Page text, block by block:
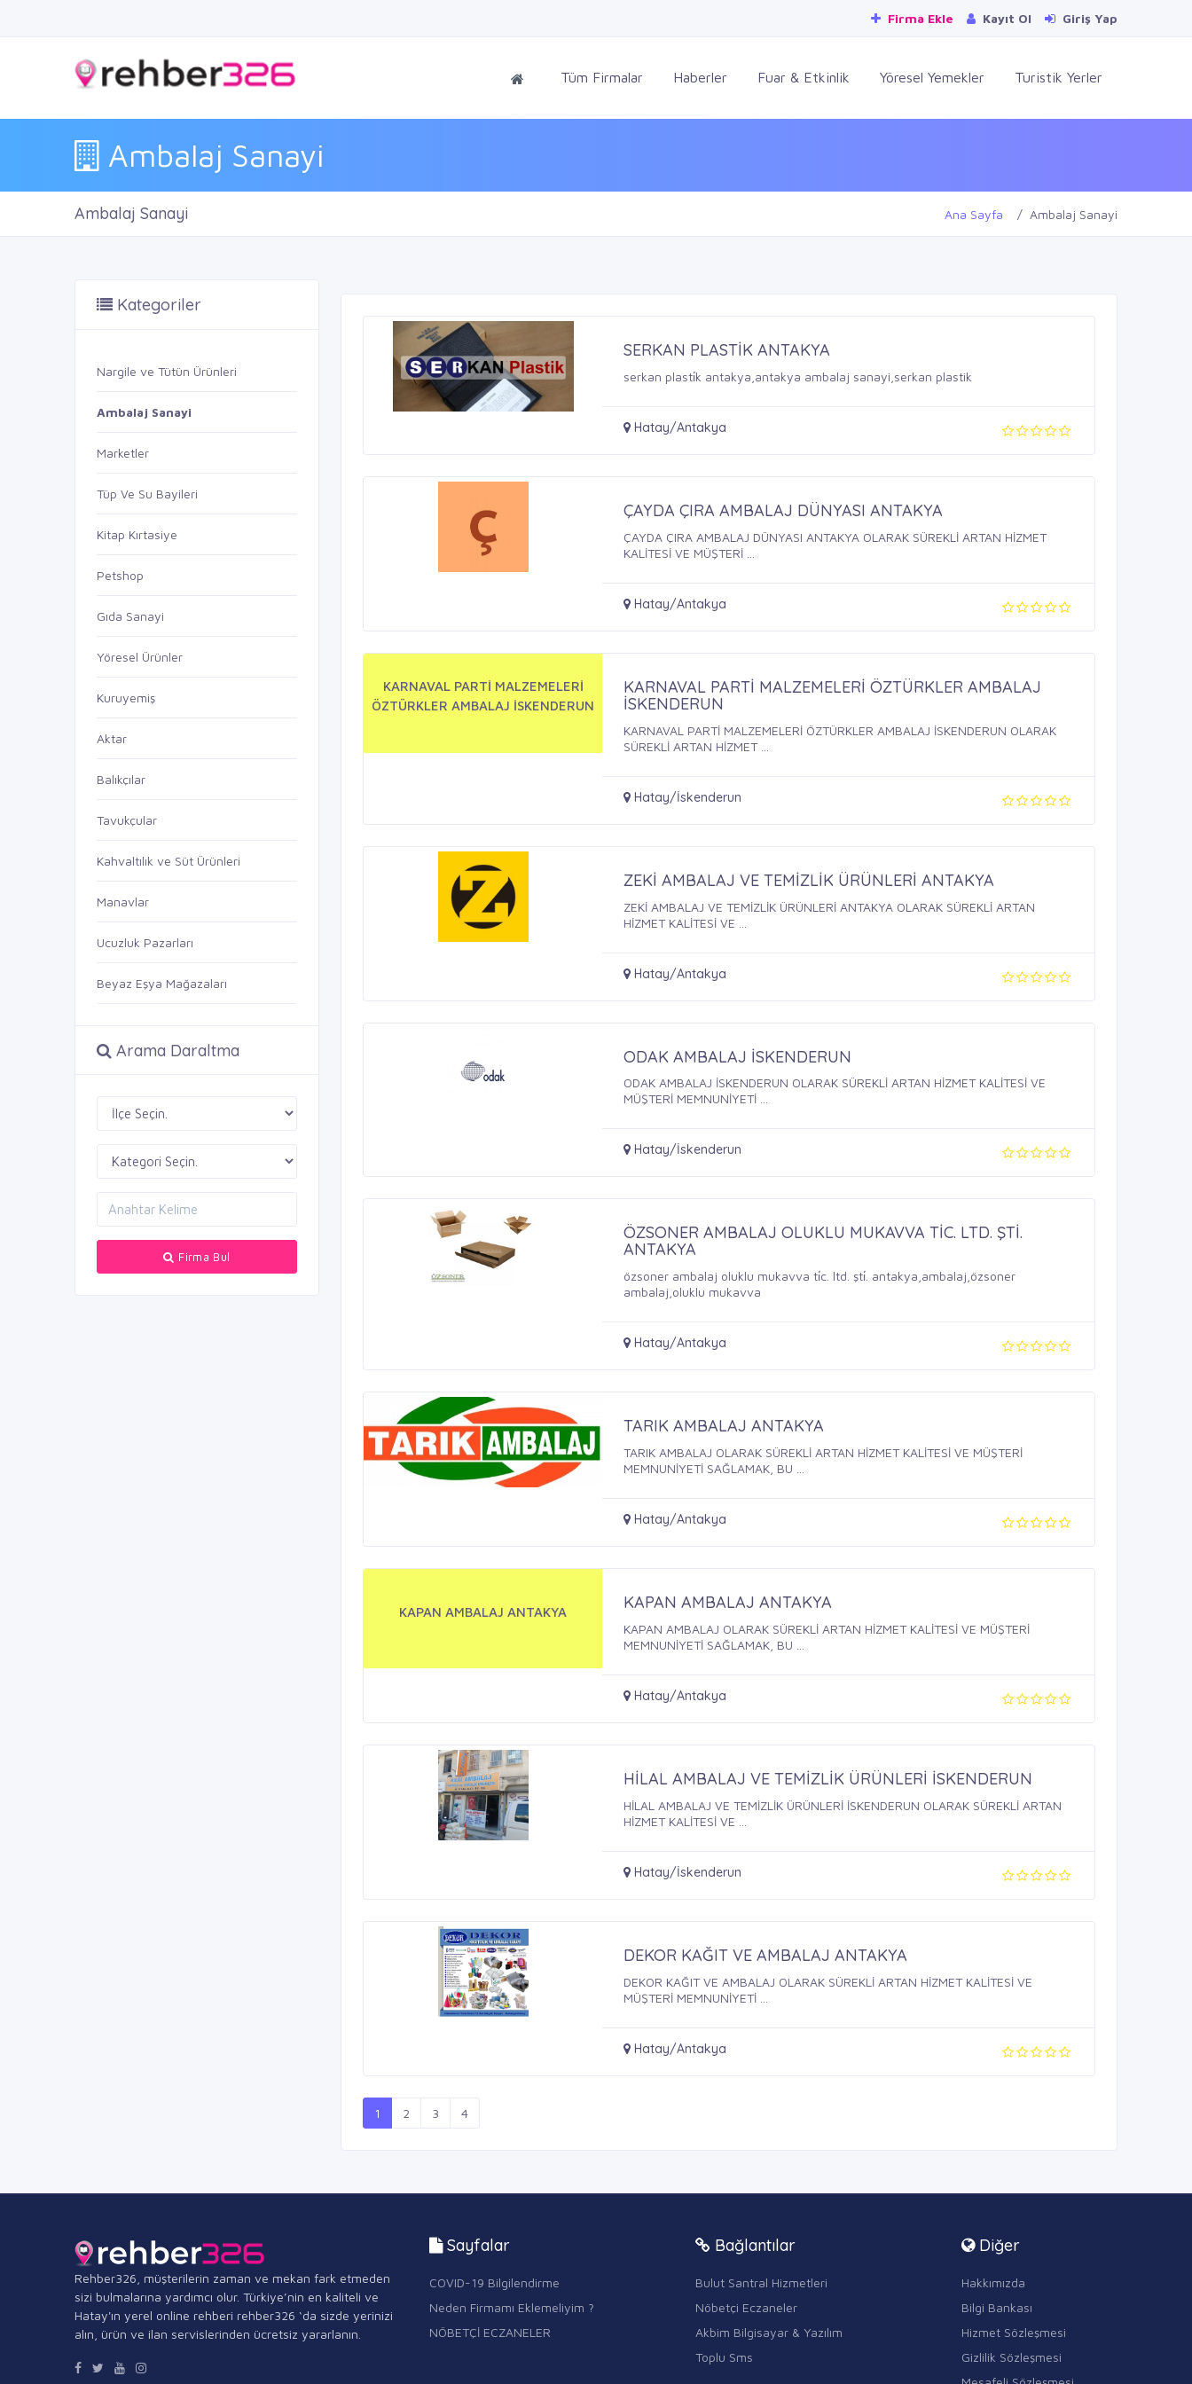
Firma Ekle Kayıt Ol Giriş Yap
Tüm Firmalar Haberler Fuar & Etkinlik Yöresel Yemekler Turistik Yerler
Ambalaj Sanayi
Ambalaj Sanayi Ana Sayfa Ambalaj Sanayi
Kategoriler
Nargile ve Tütün Ürünleri
Ambalaj Sanayi
Marketler
Tüp Ve Su Bayileri
Kitap Kırtasiye
Petshop
Gıda Sanayi
Yöresel Ürünler
Kuruyemiş
Aktar
Balıkçılar
Tavukçular
Kahvaltılık ve Süt Ürünleri
Manavlar
Ucuzluk Pazarları
Beyaz Eşya Mağazaları
Arama Daraltma
Firma Bul
SERKAN PLASTİK ANTAKYA
serkan plasti̇k antakya,antakya ambalaj sanayi,serkan plastik
Hatay/Antakya
ÇAYDA ÇIRA AMBALAJ DÜNYASI ANTAKYA
ÇAYDA ÇIRA AMBALAJ DÜNYASI ANTAKYA OLARAK SÜREKLİ ARTAN HİZMET
KALİTESİ VE MÜŞTERİ ...
Hatay/Antakya
KARNAVAL PARTİ MALZEMELERİ
ÖZTÜRKLER AMBALAJ İSKENDERUN
KARNAVAL PARTİ MALZEMELERİ ÖZTÜRKLER AMBALAJ
İSKENDERUN
KARNAVAL PARTİ MALZEMELERİ ÖZTÜRKLER AMBALAJ İSKENDERUN OLARAK
SÜREKLİ ARTAN HİZMET ...
Hatay/İskenderun
ZEKİ AMBALAJ VE TEMİZLİK ÜRÜNLERİ ANTAKYA
ZEKİ AMBALAJ VE TEMİZLİK ÜRÜNLERİ ANTAKYA OLARAK SÜREKLİ ARTAN
HİZMET KALİTESİ VE ...
Hatay/Antakya
ODAK AMBALAJ İSKENDERUN
ODAK AMBALAJ İSKENDERUN OLARAK SÜREKLİ ARTAN HİZMET KALİTESİ VE
MÜŞTERİ MEMNUNİYETİ ...
Hatay/İskenderun
ÖZSONER AMBALAJ OLUKLU MUKAVVA TİC. LTD. ŞTİ.
ANTAKYA
özsoner ambalaj oluklu mukavva ti̇c. ltd. şti̇. antakya,ambalaj,özsoner
ambalaj,oluklu mukavva
Hatay/Antakya
TARIK AMBALAJ ANTAKYA
TARIK AMBALAJ OLARAK SÜREKLİ ARTAN HİZMET KALİTESİ VE MÜŞTERİ
MEMNUNİYETİ SAĞLAMAK, BU ...
Hatay/Antakya
KAPAN AMBALAJ ANTAKYA KAPAN AMBALAJ ANTAKYA
KAPAN AMBALAJ OLARAK SÜREKLİ ARTAN HİZMET KALİTESİ VE MÜŞTERİ
MEMNUNİYETİ SAĞLAMAK, BU ...
Hatay/Antakya
HİLAL AMBALAJ VE TEMİZLİK ÜRÜNLERİ İSKENDERUN
HİLAL AMBALAJ VE TEMİZLİK ÜRÜNLERİ İSKENDERUN OLARAK SÜREKLİ ARTAN
HİZMET KALİTESİ VE ...
Hatay/İskenderun
DEKOR KAĞIT VE AMBALAJ ANTAKYA
DEKOR KAĞIT VE AMBALAJ OLARAK SÜREKLİ ARTAN HİZMET KALİTESİ VE
MÜŞTERİ MEMNUNİYETİ ...
Hatay/Antakya
1 2 3 4
Rehber326, müşterilerin zaman ve mekan fark etmeden
sizi bulmalarına yardımcı olur. Türkiye’nin en kaliteli ve
Hatay'ın yerel online rehberi rehber326 ‘da sizde yerinizi
alın, ürün ve ilan servislerinden ücretsiz yararlanın.
Sayfalar
COVID-19 Bilgilendirme
Neden Firmamı Eklemeliyim ?
NÖBETÇİ ECZANELER
Bağlantılar
Bulut Santral Hizmetleri
Nöbetçi Eczaneler
Akbim Bilgisayar & Yazılım
Toplu Sms
Diğer
Hakkımızda
Bilgi Bankası
Hizmet Sözleşmesi
Gizlilik Sözleşmesi